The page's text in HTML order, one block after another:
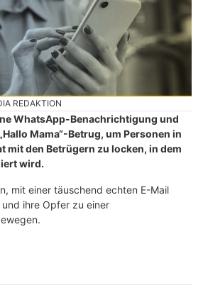
REDAKTION
WhatsApp-Benachrichtigung und
Mama“-Betrug, um Personen in
mit den Betrügern zu locken, in dem
wird.
mit einer täuschend echten E-Mail
ihre Opfer zu einer